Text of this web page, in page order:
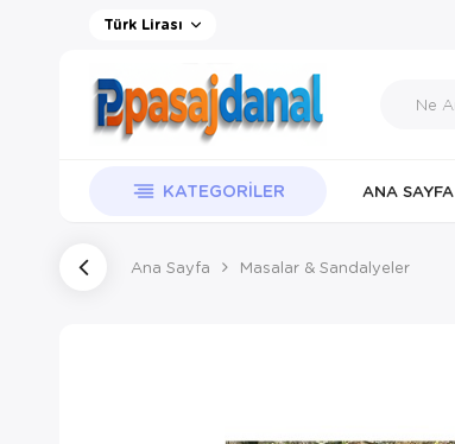
Türk Lirası
KATEGORILER ANA SAYFA
Ana Sayfa Masalar & Sandalyeler